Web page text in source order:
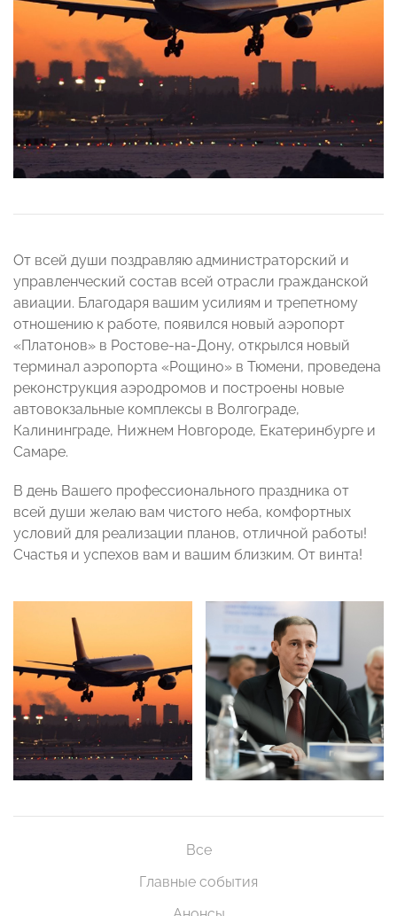
От всей души поздравляю администраторский и
управленческий состав всей отрасли гражданской
авиации. Благодаря вашим усилиям и трепетному
отношению к работе, появился новый аэропорт
«Платонов» в Ростове-на-Дону, открылся новый
терминал аэропорта «Рощино» в Тюмени, проведена
реконструкция аэродромов и построены новые
автовокзальные комплексы в Волгограде,
Калининграде, Нижнем Новгороде, Екатеринбурге и
Самаре.
В день Вашего профессионального праздника от
всей души желаю вам чистого неба, комфортных
условий для реализации планов, отличной работы!
Счастья и успехов вам и вашим близким. От винта!
Все
Главные события